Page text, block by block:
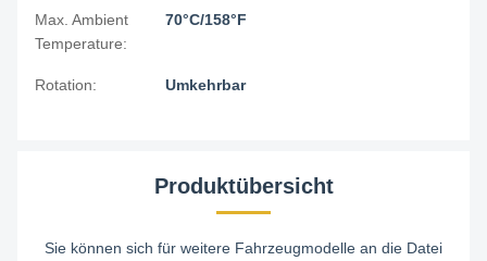
Max. Ambient
Temperature:
70°C/158°F
Rotation: Umkehrbar
Produktübersicht
Sie können sich für weitere Fahrzeugmodelle an die Datei